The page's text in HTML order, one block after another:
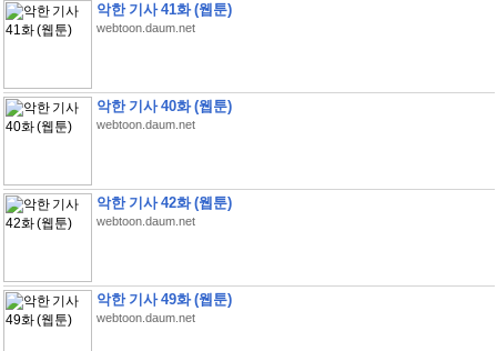
악한 기사 41화 (웹툰)
webtoon.daum.net
악한 기사 40화 (웹툰)
webtoon.daum.net
악한 기사 42화 (웹툰)
webtoon.daum.net
악한 기사 49화 (웹툰)
webtoon.daum.net